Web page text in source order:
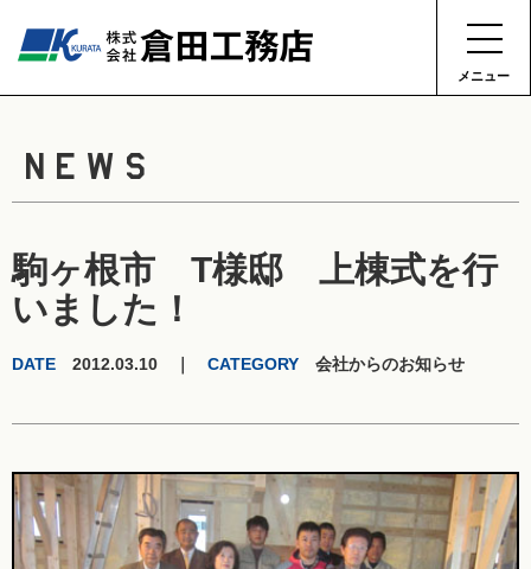
メニュー
NEWS
駒ヶ根市 T様邸 上棟式を行
いました！
DATE 2012.03.10 ｜ CATEGORY 会社からのお知らせ